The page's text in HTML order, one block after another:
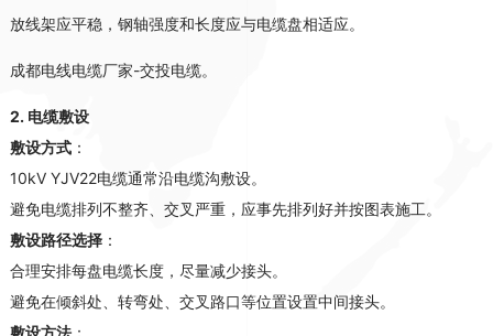
放线架应平稳，钢轴强度和长度应与电缆盘相适应。
成都电线电缆厂家-交投电缆。
2. 电缆敷设
敷设方式：
10kV YJV22电缆通常沿电缆沟敷设。
避免电缆排列不整齐、交叉严重，应事先排列好并按图表施工。
敷设路径选择：
合理安排每盘电缆长度，尽量减少接头。
避免在倾斜处、转弯处、交叉路口等位置设置中间接头。